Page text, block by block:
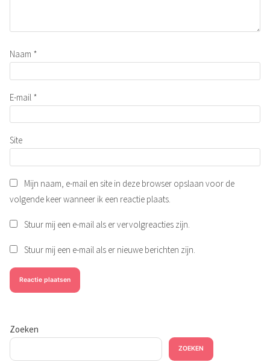
Naam *
E-mail *
Site
Mijn naam, e-mail en site in deze browser opslaan voor de
volgende keer wanneer ik een reactie plaats.
Stuur mij een e-mail als er vervolgreacties zijn.
Stuur mij een e-mail als er nieuwe berichten zijn.
Zoeken
ZOEKEN